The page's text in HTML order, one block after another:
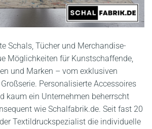
Schals, Tücher und Merchandise-
Möglichkeiten für Kunstschaffende,
und Marken – vom exklusiven
Personalisierte Accessoires
kaum ein Unternehmen beherrscht
wie Schalfabrik.de. Seit fast 20
Textildruckspezialist die individuelle